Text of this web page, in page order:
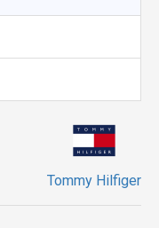
Tommy Hilfiger